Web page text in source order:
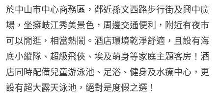
於中山市中心商務區，鄰近孫文西路步行街及興中廣
場，坐擁岐江秀美景色，周邊交通便利，附近有夜市
可以閒逛，相當熱鬧。酒店環境乾淨舒適，且設有海
底小縱隊、超級飛俠、埃及萌身等家庭主題客房！酒
店同時配備兒童游泳池、足浴、健身及水療中心，更
設有超大露天泳池，絕對是度假之選！